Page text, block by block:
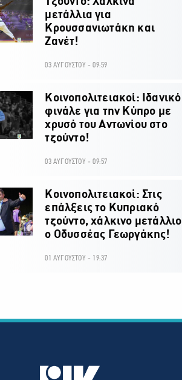
μετάλλια για
Κρουσσανιωτάκη και
Ζανέτ!
03 ΑΥΓΟΥΣΤΟΥ - 09:59
Κοινοπολιτειακοί: Ιδανικό
φινάλε για την Κύπρο με
χρυσό του Αντωνίου στο
τζούντο!
03 ΑΥΓΟΥΣΤΟΥ - 09:57
Κοινοπολιτειακοί: Στις
επάλξεις το Κυπριακό
τζούντο, χάλκινο μετάλλιο
ο Οδυσσέας Γεωργάκης!
01 ΑΥΓΟΥΣΤΟΥ - 19:37